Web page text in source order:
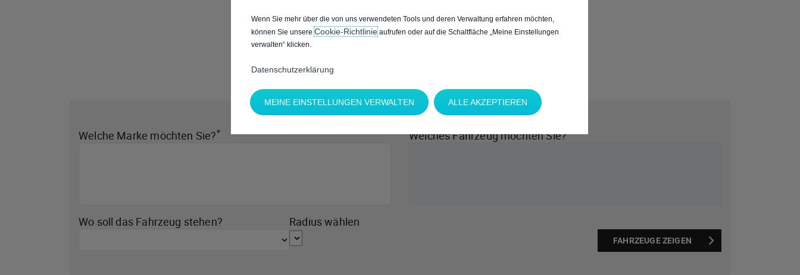
Welche Marke möchten Sie?* Welches Fahrzeug möchten Sie?*
Wo soll das Fahrzeug stehen? Radius wählen
FAHRZEUGE ZEIGEN
Wenn Sie mehr über die von uns verwendeten Tools und deren Verwaltung erfahren möchten,
können Sie unsereCookie‑Richtlinieaufrufen oder auf die Schaltfläche „Meine Einstellungen
verwalten“ klicken.
Datenschutzerklärung
MEINE EINSTELLUNGEN VERWALTEN ALLE AKZEPTIEREN